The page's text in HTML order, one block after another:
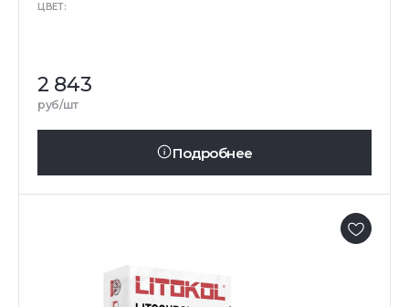
ЦВЕТ:
2 843
руб/шт
Подробнее